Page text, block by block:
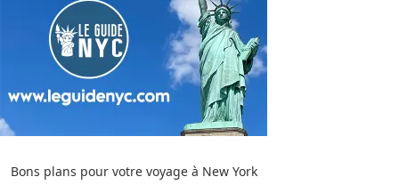
Bons plans pour votre voyage à New York